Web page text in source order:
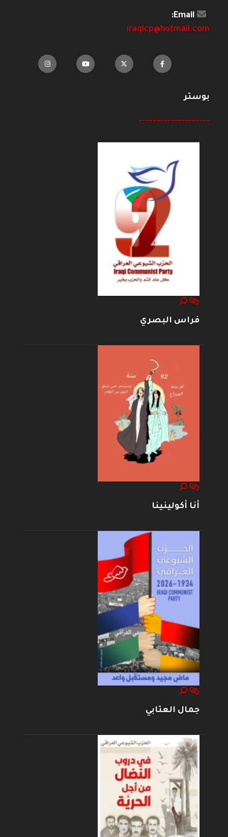
Email:
iraqicp@hotmail.com
بوستر
--------------------
فراس البصري
أنا أكولينينا
جمال العتابي